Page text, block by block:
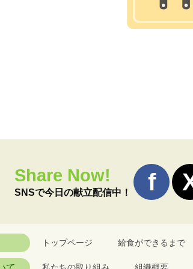
Share Now!
SNSで今日の献立配信中！
トップページ 給食ができるまで